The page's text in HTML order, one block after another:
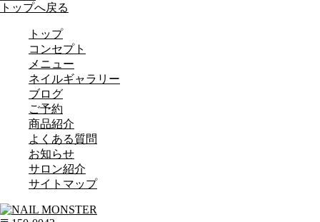
トップへ戻る
トップ
コンセプト
メニュー
ネイルギャラリー
ブログ
ご予約
商品紹介
よくある質問
お知らせ
サロン紹介
サイトマップ